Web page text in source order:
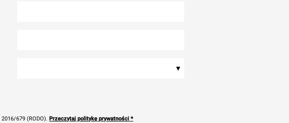
▾
679 (RODO). Przeczytaj politykę prywatności *